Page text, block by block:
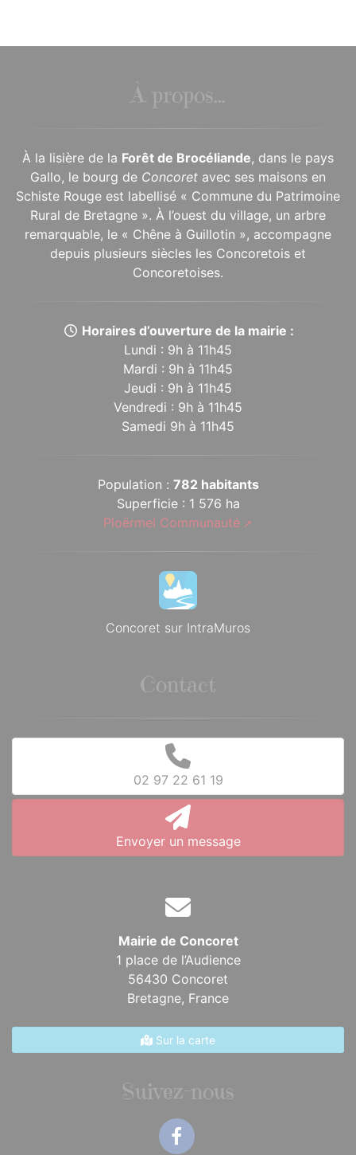
À propos...
À la lisière de la Forêt de Brocéliande, dans le pays
Gallo, le bourg de Concoret avec ses maisons en
Schiste Rouge est labellisé « Commune du Patrimoine
Rural de Bretagne ». À l’ouest du village, un arbre
remarquable, le « Chêne à Guillotin », accompagne
depuis plusieurs siècles les Concoretois et
Concoretoises.
Horaires d’ouverture de la mairie :
Lundi : 9h à 11h45
Mardi : 9h à 11h45
Jeudi : 9h à 11h45
Vendredi : 9h à 11h45
Samedi 9h à 11h45
Population : 782 habitants
Superficie : 1 576 ha
Ploërmel Communauté
Concoret sur IntraMuros
Contact
02 97 22 61 19
Envoyer un message
Mairie de Concoret
1 place de l’Audience
56430 Concoret
Bretagne, France
Sur la carte
Suivez-nous